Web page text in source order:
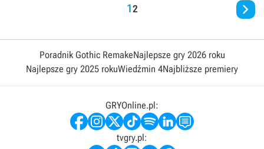
12 
Poradnik Gothic RemakeNajlepsze gry 2026 roku
Najlepsze gry 2025 rokuWiedźmin 4Najbliższe premiery
GRYOnline.pl:
tvgry.pl: